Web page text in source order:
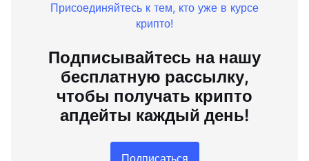
Присоединяйтесь к тем, кто уже в курсе
крипто!
Подписывайтесь на нашу
бесплатную рассылку,
чтобы получать крипто
апдейты каждый день!
Подписаться